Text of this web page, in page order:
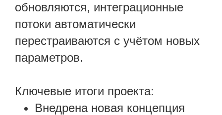
обновляются, интеграционные
потоки автоматически
перестраиваются с учётом новых
параметров.
Ключевые итоги проекта:
Внедрена новая концепция